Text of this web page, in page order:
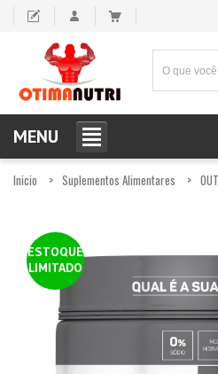
MENU
Inicio Suplementos Alimentares
ESTOQUE
LIMITADO